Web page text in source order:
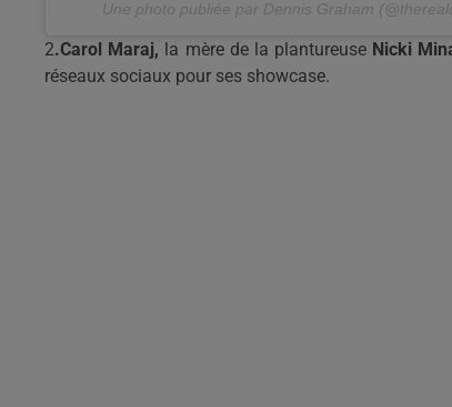
Une photo publiée par Dennis Graham
2.Carol Maraj, la mère de la plantureuse Nicki
réseaux sociaux pour ses showcase.